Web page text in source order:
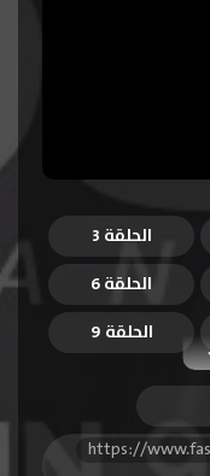
الحلقة 3
الحلقة 6
الحلقة 9
الحلقة 12
الحلقة 15
https://